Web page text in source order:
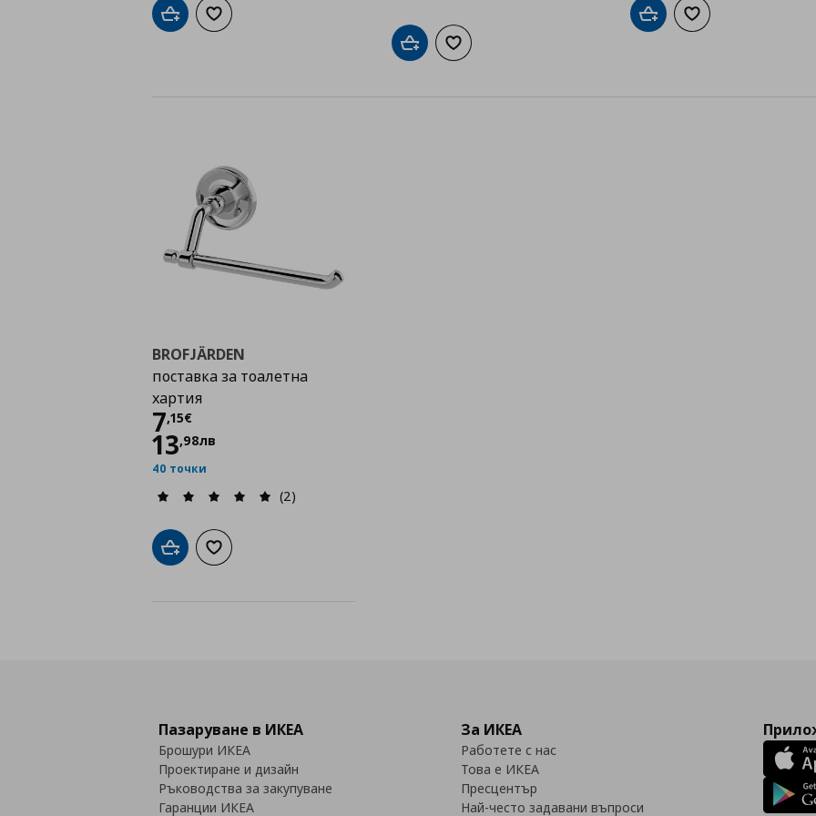
Добави в кошницата
Добави към списъка с любими
Добави в кошницата
Добави към списъка с любими
Добави в кошницата
Добави към
BROFJÄRDEN
поставка за тоалетна
хартия
7,15€
Цена
13,98лв
40 точки
(2)
Добави в кошницата
Добави към списъка с любими
Пазаруване в ИКЕА
Брошури ИКЕА
Проектиране и дизайн
Ръководства за закупуване
Гаранции ИКЕА
За ИКЕА
Работете с нас
Това е ИКЕА
Пресцентър
Най-често задавани въпроси